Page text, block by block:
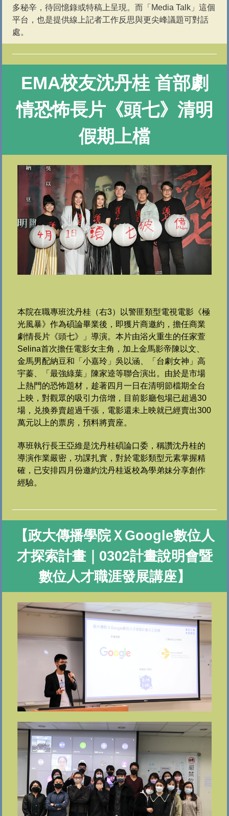
多秘辛，待回憶錄或特稿上呈現。而「Media Talk」這個
平台，也是提供線上記者工作反思與更尖峰議題可對話
處。
EMA校友沈丹桂 首部劇
情恐怖長片《頭七》清明
假期上檔
本院在職專班沈丹桂（右3）
以警匪類型電視電影《極
光風暴》 作為碩論畢業後，即獲片商邀約，擔任商業
劇情長片《頭七》」 導演。本片由浴火重生的任家萱
Selina首次擔任電影女主角， 加上金馬影帝陳以文、
金馬男配納豆和「小嘉玲」吳以涵、「 台劇女神」高
宇蓁、「最強綠葉」陳家逵等聯合演出。 由於是市場
上熱門的恐怖題材， 趁著四月一日在清明節檔期全台
上映，對觀眾的吸引力倍增， 目前影廳包場已超過30
場，兑換券賣超過千張， 電影還未上映就已經賣出300
萬元以上的票房，預料將賣座。
專班執行長王亞維是沈丹桂碩論口委，稱讚沈丹桂的
導演作業嚴密， 功課扎實，對於電影類型元素掌握精
確， 已安排四月份邀約沈丹桂返校為學弟妹分享創作
經驗。
【政大傳播學院ＸGoogle數位人
才探索計畫｜0302計畫說明會暨
數位人才職涯發展講座】